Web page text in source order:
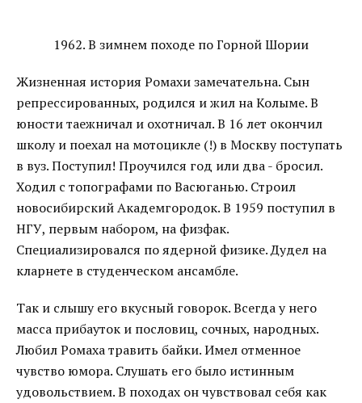
1962. В зимнем походе по Горной Шории
Жизненная история Ромахи замечательна. Сын
репрессированных, родился и жил на Колыме. В
юности таежничал и охотничал. В 16 лет окончил
школу и поехал на мотоцикле (!) в Москву поступать
в вуз. Поступил! Проучился год или два - бросил.
Ходил с топографами по Васюганью. Строил
новосибирский Академгородок. В 1959 поступил в
НГУ, первым набором, на физфак.
Специализировался по ядерной физике. Дудел на
кларнете в студенческом ансамбле.
Так и слышу его вкусный говорок. Всегда у него
масса прибауток и пословиц, сочных, народных.
Любил Ромаха травить байки. Имел отменное
чувство юмора. Слушать его было истинным
удовольствием. В походах он чувствовал себя как